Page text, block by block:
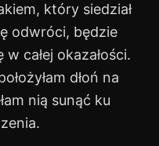
który siedział
odwróci, będzie
całej okazałości.
dłoń na
nią sunąć ku